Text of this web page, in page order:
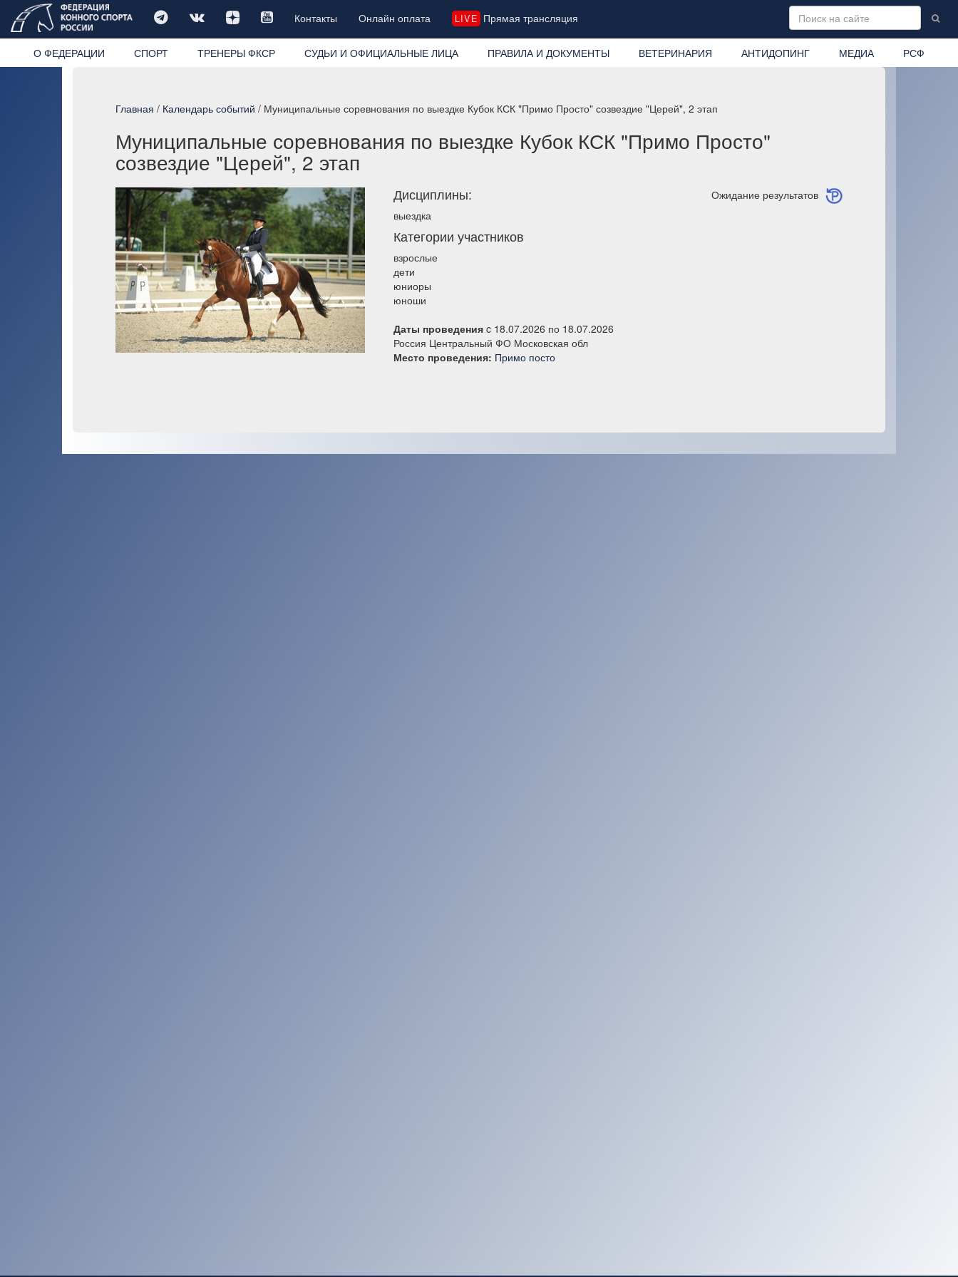
Контакты Онлайн оплата LIVE Прямая трансляция
О ФЕДЕРАЦИИ СПОРТ ТРЕНЕРЫ ФКСР СУДЬИ И ОФИЦИАЛЬНЫЕ ЛИЦА ПРАВИЛА И ДОКУМЕНТЫ ВЕТЕРИНАРИЯ АНТИДОПИНГ МЕДИА РСФ
Главная / Календарь событий / Муниципальные соревнования по выездке Кубок КСК "Примо Просто" созвездие "Церей", 2 этап
Муниципальные соревнования по выездке Кубок КСК "Примо Просто"
созвездие "Церей", 2 этап
Ожидание результатов
Дисциплины:
выездка
Категории участников
взрослые
дети
юниоры
юноши
Даты проведения c 18.07.2026 по 18.07.2026
Россия Центральный ФО Московская обл
Место проведения: Примо посто